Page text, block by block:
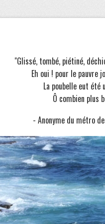
"Glissé, tombé, piétiné,
Eh oui ! pour le pauvre
La poubelle eut été
Ô combien plus
- Anonyme du métro